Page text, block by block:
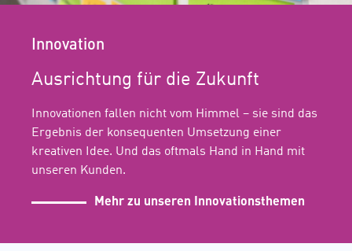
Innovation
Ausrichtung für die Zukunft
Innovationen fallen nicht vom Himmel – sie sind das
Ergebnis der konsequenten Umsetzung einer
kreativen Idee. Und das oftmals Hand in Hand mit
unseren Kunden.
Mehr zu unseren Innovationsthemen